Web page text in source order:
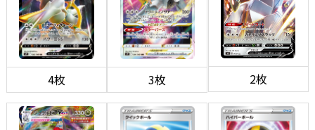
4枚 3枚 2枚